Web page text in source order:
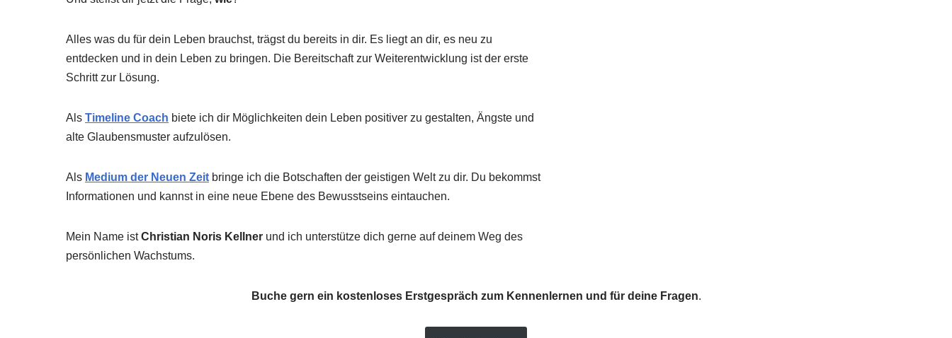
Alles was du für dein Leben brauchst, trägst du bereits in dir. Es liegt an dir, es neu zu
entdecken und in dein Leben zu bringen. Die Bereitschaft zur Weiterentwicklung ist der erste
Schritt zur Lösung.
Als Timeline Coach biete ich dir Möglichkeiten dein Leben positiver zu gestalten, Ängste und
alte Glaubensmuster aufzulösen.
Als Medium der Neuen Zeit bringe ich die Botschaften der geistigen Welt zu dir. Du bekommst
Informationen und kannst in eine neue Ebene des Bewusstseins eintauchen.
Mein Name istChristian Noris Kellner und ich unterstütze dich gerne auf deinem Weg des
persönlichen Wachstums.
Buche gern ein kostenloses Erstgespräch zum Kennenlernen und für deine Fragen.